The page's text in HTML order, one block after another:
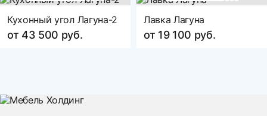
Кухонный угол Лагуна-2
от 43 500 руб.
Лавка Лагуна
от 19 100 руб.